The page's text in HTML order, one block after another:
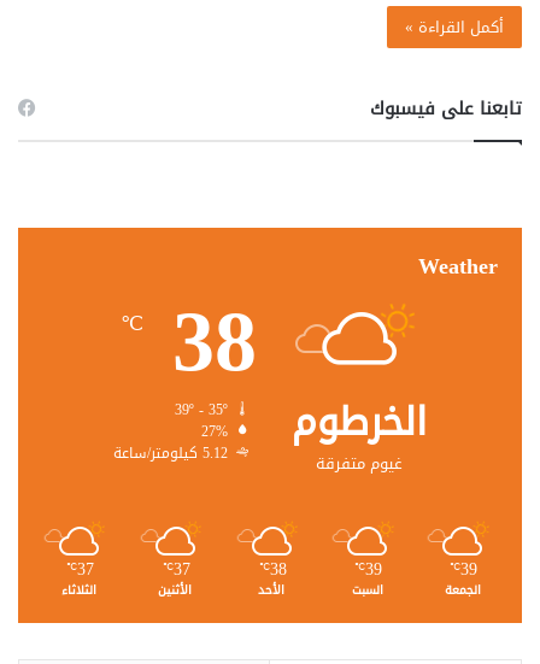
أكمل القراءة »
تابعنا على فيسبوك
Weather
الخرطوم
غيوم متفرقة
38
℃
27%
5.12 كيلومتر/ساعة
39
℃
الجمعة
39
℃
السبت
38
℃
الأحد
37
℃
الأثنين
37
℃
الثلاثاء